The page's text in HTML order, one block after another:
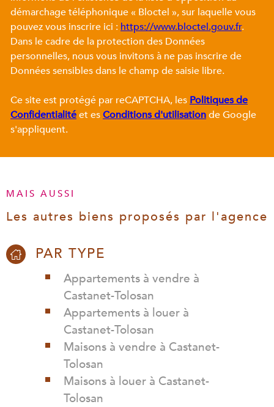
démarchage téléphonique « Bloctel », sur laquelle vous
pouvez vous inscrire ici : https://www.bloctel.gouv.fr.
Dans le cadre de la protection des Données
personnelles, nous vous invitons à ne pas inscrire de
Données sensibles dans le champ de saisie libre.
Ce site est protégé par reCAPTCHA, les Politiques de
Confidentialitéet esConditions d'utilisationde Google
s'appliquent.
MAIS AUSSI
Les autres biens proposés par l'agence
PAR TYPE
Appartements à vendre à
Castanet-Tolosan
Appartements à louer à
Castanet-Tolosan
Maisons à vendre à Castanet-
Tolosan
Maisons à louer à Castanet-
Tolosan